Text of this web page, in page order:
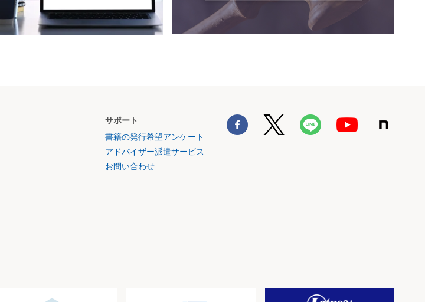
サポート
書籍の発行希望アンケート
アドバイザー派遣サービス
お問い合わせ